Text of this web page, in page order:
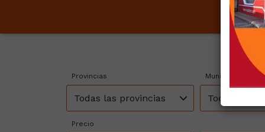
Provincias
Todas las provincias
Municipios
Todos los
Precio